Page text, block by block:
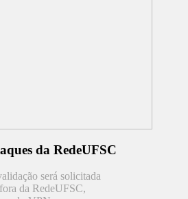
da RedeUFSC
será solicitada
da RedeUFSC,